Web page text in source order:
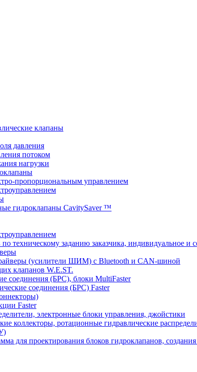
клапаны
давления
потоком
нагрузки
пропорциональным управлением
гидроклапаны CavitySaver ™
техническому заданию заказчика, индивидуальное и
(усилители ШИМ) с Bluetooth и CAN-шиной
клапанов W.E.ST.
соединения (БРС), блоки MultiFaster
соединения (БРС) Faster
Faster
электронные блоки управления, джойстики
коллекторы, ротационные гидравлические
для проектирования блоков гидроклапанов,